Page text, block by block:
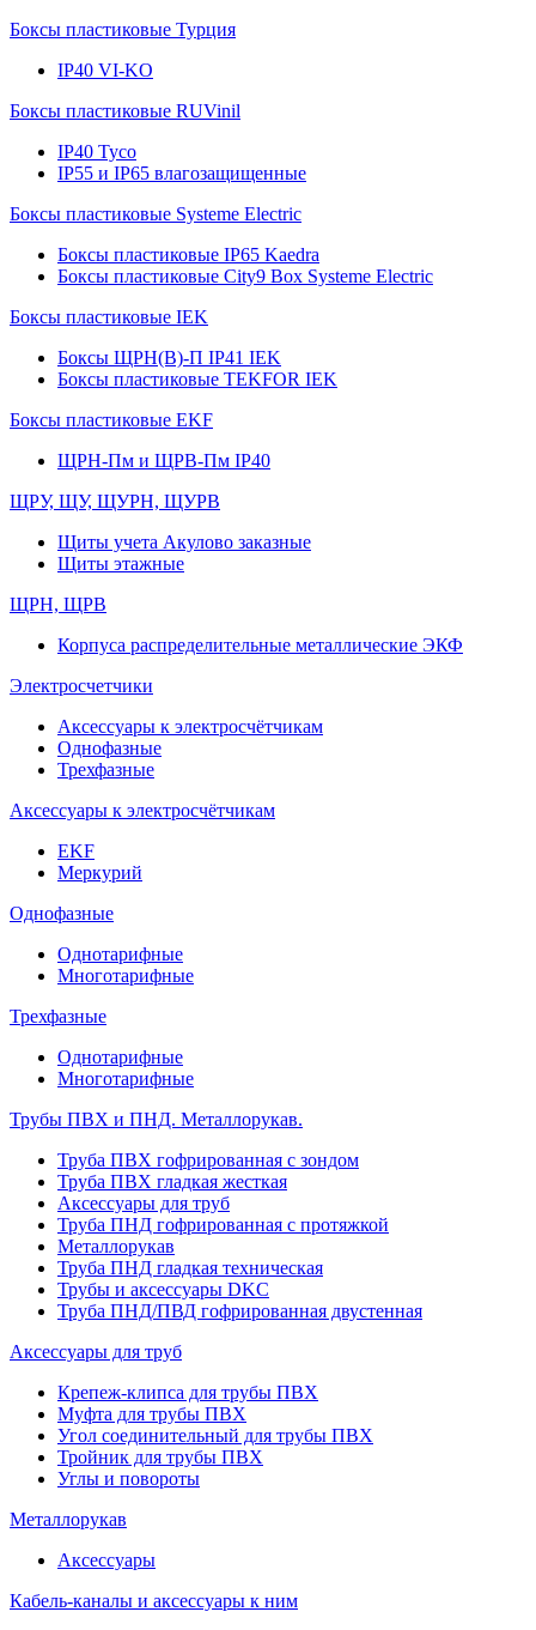
Боксы пластиковые Турция
IP40 VI-KO
Боксы пластиковые RUVinil
IP40 Тусо
IP55 и IP65 влагозащищенные
Боксы пластиковые Systeme Electric
Боксы пластиковые IP65 Kaedra
Боксы пластиковые City9 Box Systeme Electric
Боксы пластиковые IEK
Боксы ЩРН(В)-П IP41 IEK
Боксы пластиковые TEKFOR IEK
Боксы пластиковые EKF
ЩРН-Пм и ЩРВ-Пм IP40
ЩРУ, ЩУ, ЩУРН, ЩУРВ
Щиты учета Акулово заказные
Щиты этажные
ЩРН, ЩРВ
Корпуса распределительные металлические ЭКФ
Электросчетчики
Аксессуары к электросчётчикам
Однофазные
Трехфазные
Аксессуары к электросчётчикам
EKF
Меркурий
Однофазные
Однотарифные
Многотарифные
Трехфазные
Однотарифные
Многотарифные
Трубы ПВХ и ПНД. Металлорукав.
Труба ПВХ гофрированная с зондом
Труба ПВХ гладкая жесткая
Аксессуары для труб
Труба ПНД гофрированная с протяжкой
Металлорукав
Труба ПНД гладкая техническая
Трубы и аксессуары DKC
Труба ПНД/ПВД гофрированная двустенная
Аксессуары для труб
Крепеж-клипса для трубы ПВХ
Муфта для трубы ПВХ
Угол соединительный для трубы ПВХ
Тройник для трубы ПВХ
Углы и повороты
Металлорукав
Аксессуары
Кабель-каналы и аксессуары к ним